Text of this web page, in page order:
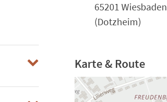
65201 Wiesbaden
(Dotzheim)
Karte & Route